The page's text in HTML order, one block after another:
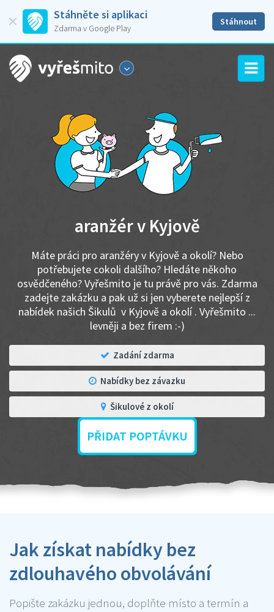
Stáhněte si aplikaci
Zdarma v Google Play
Stáhnout
aranžér v Kyjově
Máte práci pro aranžéry v Kyjově a okolí? Nebo
potřebujete cokoli dalšího? Hledáte někoho
osvědčeného? Vyřešmito je tu právě pro vás. Zdarma
zadejte zakázku a pak už si jen vyberete nejlepší z
nabídek našich Šikulů v Kyjově a okolí . Vyřešmito ...
levněji a bez firem :-)
Zadání zdarma
Nabídky bez závazku
Šikulové z okolí
PŘIDAT POPTÁVKU
Jak získat nabídky bez
zdlouhavého obvolávání
Popište zakázku jednou, doplňte místo a termín a